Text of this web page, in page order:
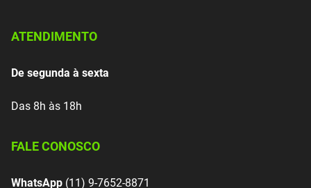
ATENDIMENTO
De segunda à sexta
Das 8h às 18h
FALE CONOSCO
WhatsApp (11) 9-7652-8871